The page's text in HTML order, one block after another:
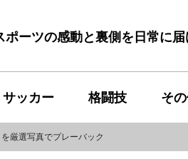
ーツの感動と裏側を日常に届
サッカー 格闘技 そ
厳選写真でプレーバック